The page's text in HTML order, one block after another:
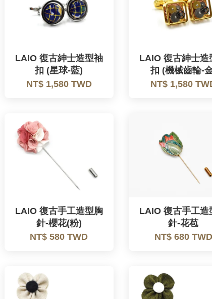
LAIO 復古紳士造型袖
扣 (星球-藍)
NT$ 1,580 TWD
LAIO 復古紳士造
扣 (機械齒輪-
NT$ 1,580
LAIO 復古手工造型胸
針-櫻花(粉)
NT$ 580 TWD
LAIO 復古手工造
針-花苞
NT$ 680 TWD